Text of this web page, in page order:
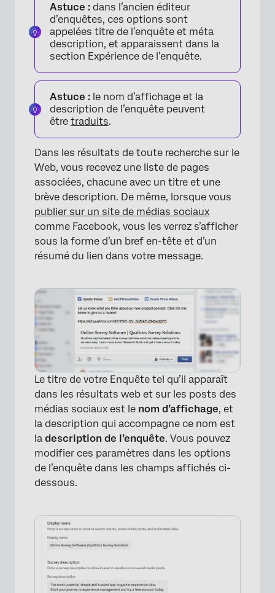
Astuce : dans l’ancien éditeur
d’enquêtes, ces options sont
appelées titre de l’enquête et méta
description, et apparaissent dans la
section Expérience de l’enquête.
Astuce : le nom d’affichage et la
description de l’enquête peuvent
être traduits.
Dans les résultats de toute recherche sur le
Web, vous recevez une liste de pages
associées, chacune avec un titre et une
brève description. De même, lorsque vous
publier sur un site de médias sociaux
comme Facebook, vous les verrez s’afficher
sous la forme d’un bref en-tête et d’un
résumé du lien dans votre message.
Le titre de votre Enquête tel qu’il apparaît
dans les résultats web et sur les posts des
médias sociaux est le nom d’affichage, et
la description qui accompagne ce nom est
la description de l’enquête. Vous pouvez
modifier ces paramètres dans les options
de l’enquête dans les champs affichés ci-
dessous.